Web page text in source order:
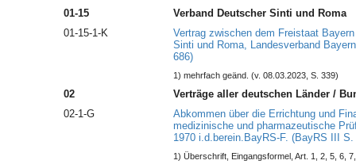
01-15
Verband Deutscher Sinti und Roma
01-15-1-K
Vertrag zwischen dem Freistaat
Sinti und Roma, Landesverband
686)
1) mehrfach geänd. (v. 08.03.2023, S. 339)
02
Verträge aller deutschen Länder /
02-1-G
Abkommen über die Errichtung und
medizinische und pharmazeutische
1970 i.d.berein.BayRS-F. (BayRS III S.
1) Überschrift, Eingangsformel, Art. 1, 2, 5, 6,